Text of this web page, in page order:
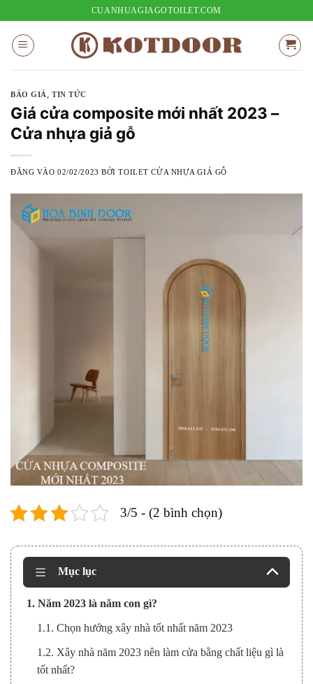
nội
dung
CUANHUAGIAGOTOILET.COM
BÁO GIÁ ,TIN TỨC
Giá cửa composite mới nhất 2023 –
Cửa nhựa giả gỗ
ĐĂNG VÀO02/02/2023 BỞITOILET CỬA NHỰA GIẢ GỖ
3/5 - (2 bình chọn)
Mục lục
1. Năm 2023 là năm con gì?
1.1. Chọn hướng xây nhà tốt nhất năm 2023
1.2. Xây nhà năm 2023 nên làm cửa bằng chất liệu gì là
tốt nhất?